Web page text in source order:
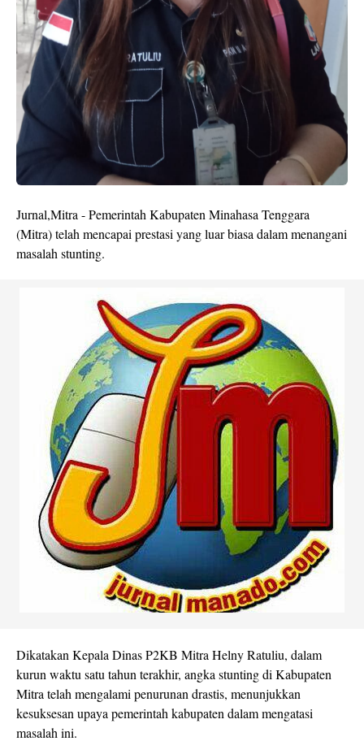
Jurnal,Mitra - Pemerintah Kabupaten Minahasa Tenggara
(Mitra) telah mencapai prestasi yang luar biasa dalam menangani
masalah stunting.
Dikatakan Kepala Dinas P2KB Mitra Helny Ratuliu, dalam
kurun waktu satu tahun terakhir, angka stunting di Kabupaten
Mitra telah mengalami penurunan drastis, menunjukkan
kesuksesan upaya pemerintah kabupaten dalam mengatasi
masalah ini.